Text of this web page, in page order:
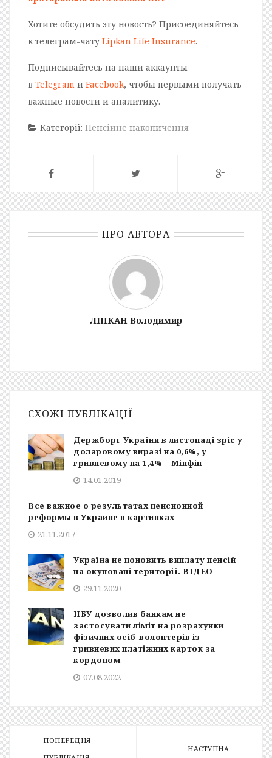
Хотите обсудить эту новость? Присоединяйтесь
к телеграм-чату Lipkan Life Insurance.
Подписывайтесь на наши аккаунты
в Telegram и Facebook, чтобы первыми получать
важные новости и аналитику.
Категорії: Пенсійне накопичення
ПРО АВТОРА
ЛІПКАН Володимир
СХОЖІ ПУБЛІКАЦІЇ
Держборг України в листопаді зріс у
доларовому виразі на 0,6%, у
гривневому на 1,4% – Мінфін
14.01.2019
Все важное о результатах пенсионной
реформы в Украине в картинках
21.11.2017
Україна не поновить виплату пенсій
на окуповані території. ВІДЕО
29.11.2020
НБУ дозволив банкам не
застосувати ліміт на розрахунки
фізичних осіб-волонтерів із
гривневих платіжних карток за
кордоном
07.08.2022
ПОПЕРЕДНЯ
НАСТУПНА